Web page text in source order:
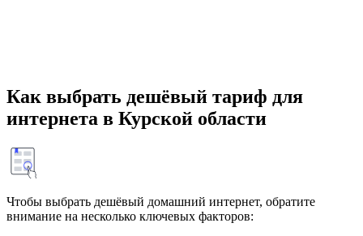
Как выбрать дешёвый тариф для
интернета в Курской области
Чтобы выбрать дешёвый домашний интернет, обратите
внимание на несколько ключевых факторов: